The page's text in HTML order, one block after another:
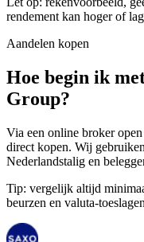
rendement kan hoger of
Aandelen kopen
Hoe begin ik
Group?
Via een online broker
direct kopen. Wij
Nederlandstalig en
Tip: vergelijk altijd
beurzen en valuta-